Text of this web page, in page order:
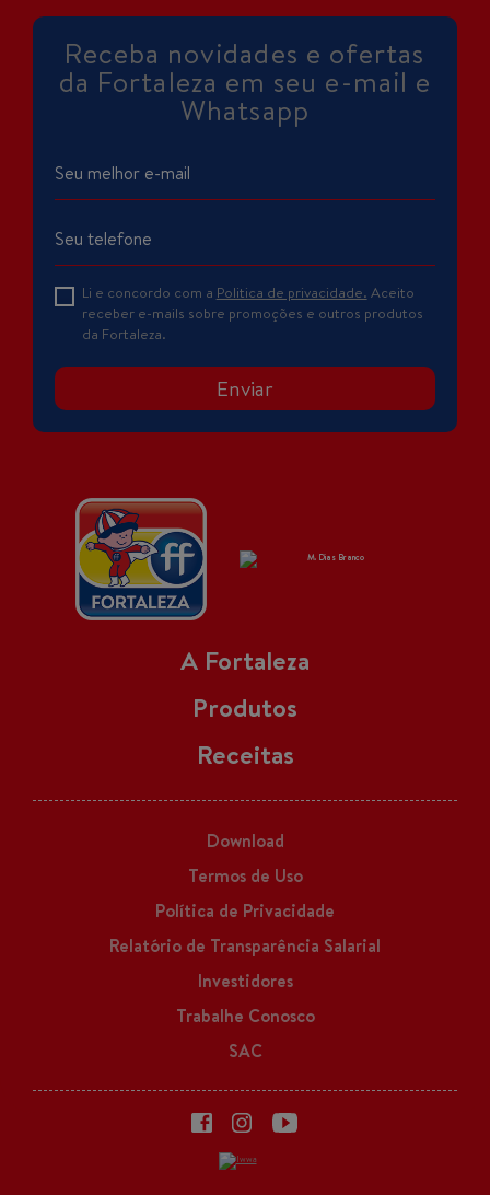
Receba novidades e ofertas
da Fortaleza em seu e-mail e
Whatsapp
Li e concordo com a Politica de privacidade. Aceito
receber e-mails sobre promoções e outros produtos
da Fortaleza.
Enviar
A Fortaleza
Produtos
Receitas
Download
Termos de Uso
Política de Privacidade
Relatório de Transparência Salarial
Investidores
Trabalhe Conosco
SAC